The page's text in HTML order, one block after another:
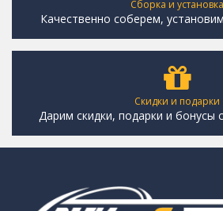
Сборка и установка
Качественно соберем,
Скидки и подарки
Дарим скидки, подарки и бонусы